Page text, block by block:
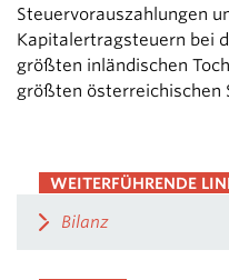
WEITERFÜHRENDE
Bilanz
Steuervorauszahlungen
Kapitalertragsteuern bei
größten inländischen
größten österreichischen